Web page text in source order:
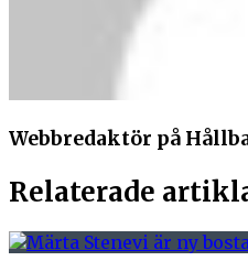
Webbredaktör på
Relaterade